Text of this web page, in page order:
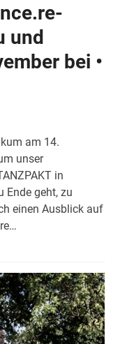
und
bei •
am 14.
unser
in
Ende geht, zu
einen Ausblick auf